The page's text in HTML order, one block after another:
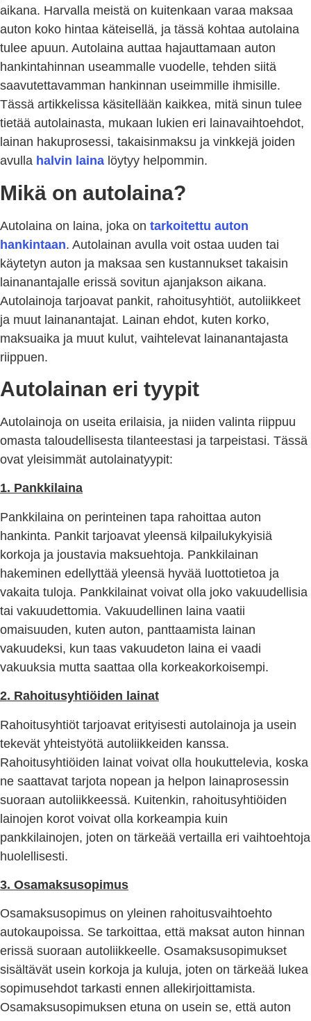
aikana. Harvalla meistä on kuitenkaan varaa maksaa
auton koko hintaa käteisellä, ja tässä kohtaa autolaina
tulee apuun. Autolaina auttaa hajauttamaan auton
hankintahinnan useammalle vuodelle, tehden siitä
saavutettavamman hankinnan useimmille ihmisille.
Tässä artikkelissa käsitellään kaikkea, mitä sinun tulee
tietää autolainasta, mukaan lukien eri lainavaihtoehdot,
lainan hakuprosessi, takaisinmaksu ja vinkkejä joiden
avulla halvin laina löytyy helpommin.
Mikä on autolaina?
Autolaina on laina, joka on tarkoitettu auton
hankintaan. Autolainan avulla voit ostaa uuden tai
käytetyn auton ja maksaa sen kustannukset takaisin
lainanantajalle erissä sovitun ajanjakson aikana.
Autolainoja tarjoavat pankit, rahoitusyhtiöt, autoliikkeet
ja muut lainanantajat. Lainan ehdot, kuten korko,
maksuaika ja muut kulut, vaihtelevat lainanantajasta
riippuen.
Autolainan eri tyypit
Autolainoja on useita erilaisia, ja niiden valinta riippuu
omasta taloudellisesta tilanteestasi ja tarpeistasi. Tässä
ovat yleisimmät autolainatyypit:
1. Pankkilaina
Pankkilaina on perinteinen tapa rahoittaa auton
hankinta. Pankit tarjoavat yleensä kilpailukykyisiä
korkoja ja joustavia maksuehtoja. Pankkilainan
hakeminen edellyttää yleensä hyvää luottotietoa ja
vakaita tuloja. Pankkilainat voivat olla joko vakuudellisia
tai vakuudettomia. Vakuudellinen laina vaatii
omaisuuden, kuten auton, panttaamista lainan
vakuudeksi, kun taas vakuudeton laina ei vaadi
vakuuksia mutta saattaa olla korkeakorkoisempi.
2. Rahoitusyhtiöiden lainat
Rahoitusyhtiöt tarjoavat erityisesti autolainoja ja usein
tekevät yhteistyötä autoliikkeiden kanssa.
Rahoitusyhtiöiden lainat voivat olla houkuttelevia, koska
ne saattavat tarjota nopean ja helpon lainaprosessin
suoraan autoliikkeessä. Kuitenkin, rahoitusyhtiöiden
lainojen korot voivat olla korkeampia kuin
pankkilainojen, joten on tärkeää vertailla eri vaihtoehtoja
huolellisesti.
3. Osamaksusopimus
Osamaksusopimus on yleinen rahoitusvaihtoehto
autokaupoissa. Se tarkoittaa, että maksat auton hinnan
erissä suoraan autoliikkeelle. Osamaksusopimukset
sisältävät usein korkoja ja kuluja, joten on tärkeää lukea
sopimusehdot tarkasti ennen allekirjoittamista.
Osamaksusopimuksen etuna on usein se, että auton